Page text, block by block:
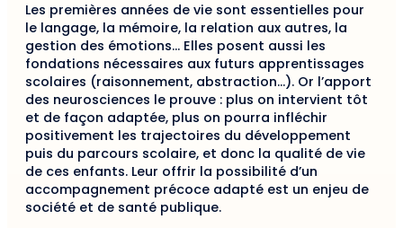
Les premières années de vie sont essentielles pour
le langage, la mémoire, la relation aux autres, la
gestion des émotions… Elles posent aussi les
fondations nécessaires aux futurs apprentissages
scolaires (raisonnement, abstraction…). Or l’apport
des neurosciences le prouve : plus on intervient tôt
et de façon adaptée, plus on pourra infléchir
positivement les trajectoires du développement
puis du parcours scolaire, et donc la qualité de vie
de ces enfants. Leur offrir la possibilité d’un
accompagnement précoce adapté est un enjeu de
société et de santé publique.